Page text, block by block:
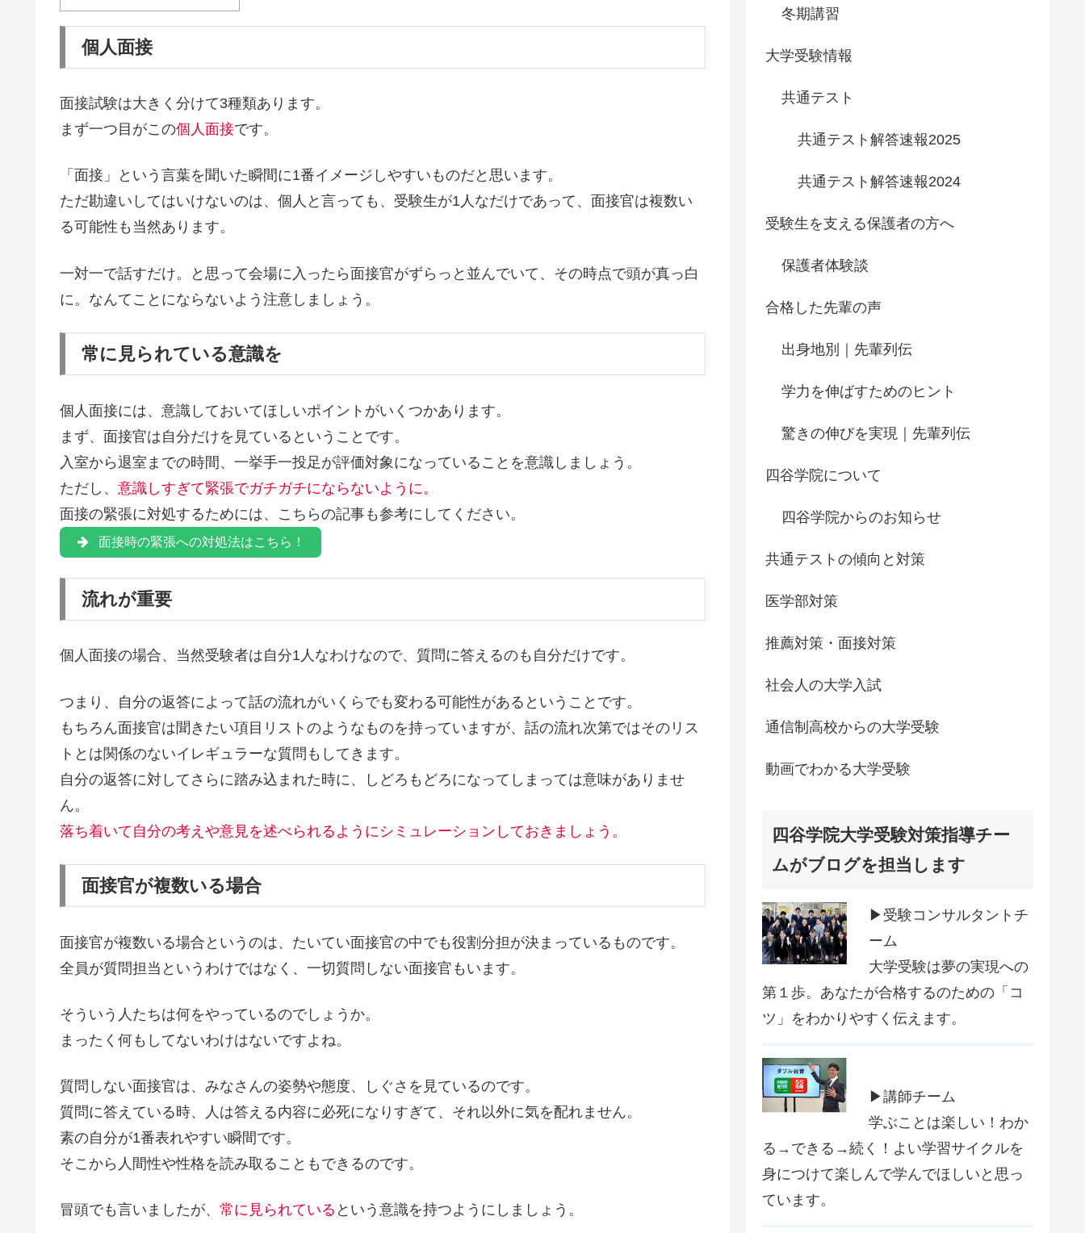
個人面接
面接試験は大きく分けて3種類あります。
まず一つ目がこの個人面接です。
「面接」という言葉を聞いた瞬間に1番イメージしやすいものだと思います。
ただ勘違いしてはいけないのは、個人と言っても、受験生が1人なだけであって、面接官は複数い
る可能性も当然あります。
一対一で話すだけ。と思って会場に入ったら面接官がずらっと並んでいて、その時点で頭が真っ白
に。なんてことにならないよう注意しましょう。
常に見られている意識を
個人面接には、意識しておいてほしいポイントがいくつかあります。
まず、 面接官は自分だけを見ているということです。
入室から退室までの時間、一挙手一投足が評価対象になっていることを意識しましょう。
ただし、 意識しすぎて緊張でガチガチにならないように。
面接の緊張に対処するためには、こちらの記事も参考にしてください。
面接時の緊張への対処法はこちら！
流れが重要
個人面接の場合、当然受験者は自分1人なわけなので、質問に答えるのも自分だけです。
つまり、 自分の返答によって話の流れがいくらでも変わる可能性がある ということです。
もちろん面接官は聞きたい項目リストのようなものを持っていますが、話の流れ次第ではそのリス
トとは関係のないイレギュラーな質問もしてきます。
自分の返答に対してさらに踏み込まれた時に、しどろもどろになってしまっては意味がありませ
ん。
落ち着いて自分の考えや意見を述べられるようにシミュレーションしておきましょう。
面接官が複数いる場合
面接官が複数いる場合というのは、たいてい面接官の中でも役割分担が決まっているものです。
全員が質問担当というわけではなく、一切質問しない面接官もいます。
そういう人たちは何をやっているのでしょうか。
まったく何もしてないわけはないですよね。
質問しない面接官は、みなさんの姿勢や態度、しぐさを見ているのです。
質問に答えている時、人は答える内容に必死になりすぎて、それ以外に気を配れません。
素の自分が1番表れやすい瞬間です。
そこから人間性や性格を読み取ることもできるのです。
冒頭でも言いましたが、 常に見られている という意識を持つようにしましょう。
冬期講習
大学受験情報
共通テスト
共通テスト解答速報2025
共通テスト解答速報2024
受験生を支える保護者の方へ
保護者体験談
合格した先輩の声
出身地別｜先輩列伝
学力を伸ばすためのヒント
驚きの伸びを実現｜先輩列伝
四谷学院について
四谷学院からのお知らせ
共通テストの傾向と対策
医学部対策
推薦対策・面接対策
社会人の大学入試
通信制高校からの大学受験
動画でわかる大学受験
四谷学院大学受験対策指導チー
ムがブログを担当します
▶受験コンサルタントチ
ーム
大学受験は夢の実現への
第１歩。あなたが合格するのための「コ
ツ」をわかりやすく伝えます。
▶講師チーム
学ぶことは楽しい！わか
る→できる→続く！よい学習サイクルを
身につけて楽しんで学んでほしいと思っ
ています。